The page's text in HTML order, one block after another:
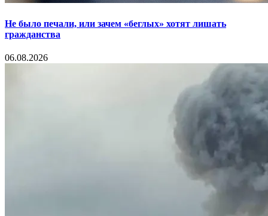
Не было печали, или зачем «беглых» хотят лишать
гражданства
06.08.2026